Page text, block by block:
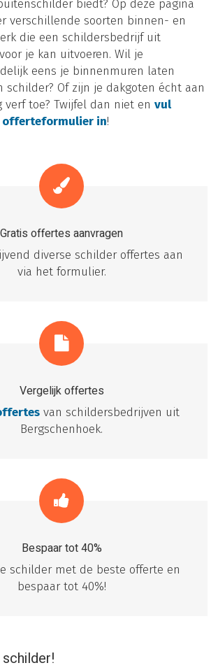
biedt? Op deze pagina
verschillende soorten binnen- en
die een schildersbedrijf uit
je kan uitvoeren. Wil je
eens je binnenmuren laten
schilder? Of zijn je dakgoten écht aan
verf toe? Twijfel dan niet en vul
in!
Gratis offertes aanvragen
diverse schilder offertes aan
via het formulier.
Vergelijk offertes
van schildersbedrijven uit
Bergschenhoek.
Bespaar tot 40%
schilder met de beste offerte en
bespaar tot 40%!